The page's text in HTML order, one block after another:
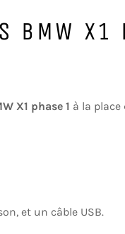
BMW
X1 phase 1 à la place
et un câble USB.